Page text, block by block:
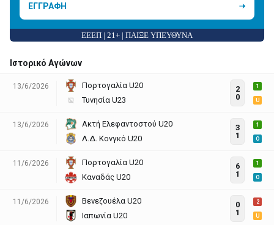
ΕΓΓΡΑΦΗ
ΕΕΕΠ | 21+ | ΠΑΙΞΕ ΥΠΕΥΘΥΝΑ
Ιστορικό Αγώνων
13/6/2026
Πορτογαλία U20
Τυνησία U23
2
0
1
U
13/6/2026
Ακτή Ελεφαντοστού U20
Λ.Δ. Κονγκό U20
3
1
1
O
11/6/2026
Πορτογαλία U20
Καναδάς U20
6
1
1
O
11/6/2026
Βενεζουέλα U20
Ιαπωνία U20
0
1
2
U